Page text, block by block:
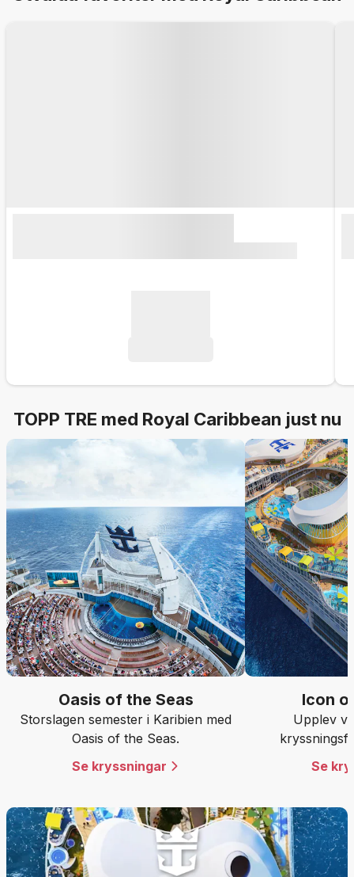
TOPP TRE med Royal Caribbean just nu
Oasis of the Seas
Storslagen semester i Karibien med
Oasis of the Seas.
Se kryssningar
Icon
Upplev
Se